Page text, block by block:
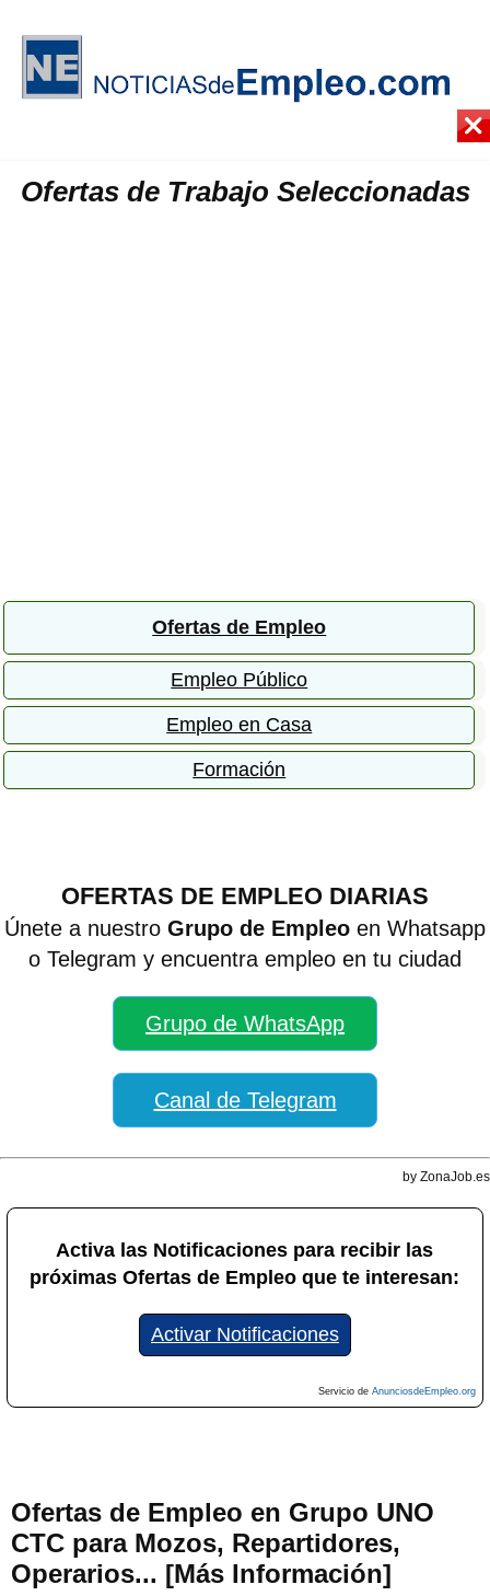
Ofertas de Trabajo Seleccionadas
Ofertas de Empleo
Empleo Público
Empleo en Casa
Formación
OFERTAS DE EMPLEO DIARIAS
Únete a nuestro Grupo de Empleo en Whatsapp
o Telegram y encuentra empleo en tu ciudad
Grupo de WhatsApp
Canal de Telegram
by ZonaJob.es
Activa las Notificaciones para recibir las
próximas Ofertas de Empleo que te interesan:
Activar Notificaciones
Servicio de AnunciosdeEmpleo.org
Ofertas de Empleo en Grupo UNO
CTC para Mozos, Repartidores,
Operarios... [Más Información]